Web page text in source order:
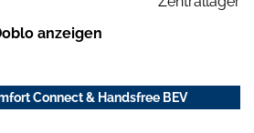
anzeigen
Connect & Handsfree BEV